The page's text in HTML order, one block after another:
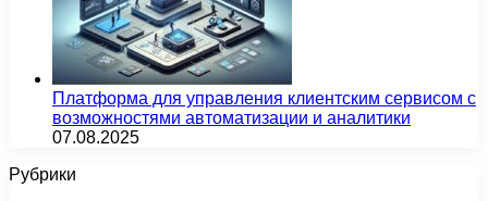
Платформа для управления клиентским сервисом с
возможностями автоматизации и аналитики
07.08.2025
Рубрики